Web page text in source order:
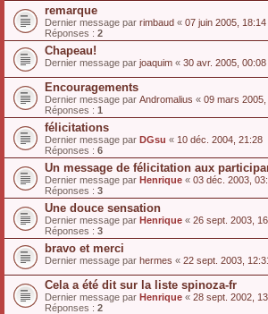
remarque
Dernier message par rimbaud « 07 juin 2005, 18:14
Réponses : 2
Chapeau!
Dernier message par joaquim « 30 avr. 2005, 00:08
Encouragements
Dernier message par Andromalius « 09 mars 2005,
Réponses : 1
félicitations
Dernier message par DGsu « 10 déc. 2004, 21:28
Réponses : 6
Un message de félicitation aux
Dernier message par Henrique « 03 déc. 2003,
Réponses : 3
Une douce sensation
Dernier message par Henrique « 26 sept. 2003,
Réponses : 3
bravo et merci
Dernier message par hermes « 22 sept. 2003,
Cela a été dit sur la liste spinoza-fr
Dernier message par Henrique « 28 sept. 2002,
Réponses : 2